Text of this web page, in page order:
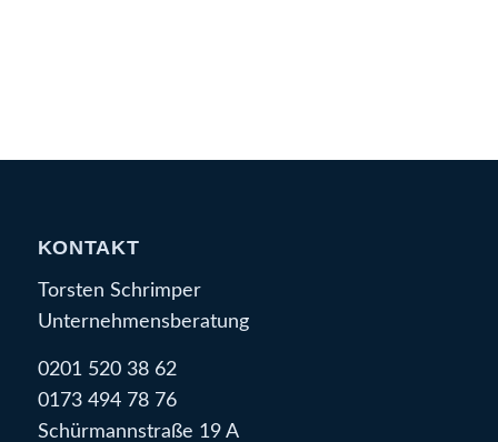
KONTAKT
Torsten Schrimper
Unternehmensberatung
0201 520 38 62
0173 494 78 76
Schürmannstraße 19 A